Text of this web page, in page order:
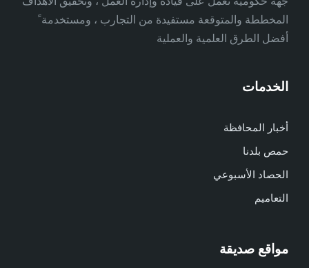
المخططة والمتوقعة مستفيدة من التجارب ، ومستخدمة ً
أفضل الطرق العلمية والعملية
الخدمات
أخبار المحافظة
حمص بلدنا
الحصاد الأسبوعي
التعاميم
مواقع صديقة